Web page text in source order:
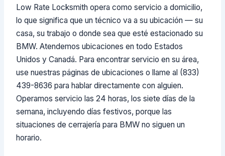
Low Rate Locksmith opera como servicio a domicilio,
lo que significa que un técnico va a su ubicación — su
casa, su trabajo o donde sea que esté estacionado su
BMW. Atendemos ubicaciones en todo Estados
Unidos y Canadá. Para encontrar servicio en su área,
use nuestras páginas de ubicaciones o llame al (833)
439-8636 para hablar directamente con alguien.
Operamos servicio las 24 horas, los siete días de la
semana, incluyendo días festivos, porque las
situaciones de cerrajería para BMW no siguen un
horario.